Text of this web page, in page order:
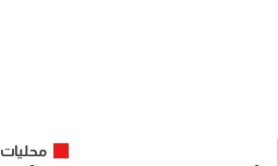
محليات